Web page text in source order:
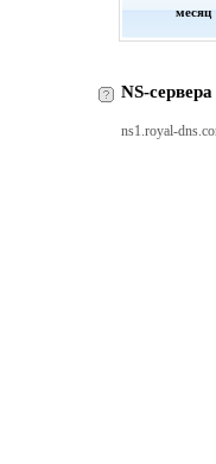
месяц
NS-
ns1.royal-